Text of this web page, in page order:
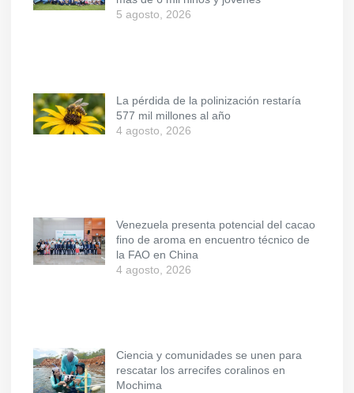
5 agosto, 2026
La pérdida de la polinización restaría
577 mil millones al año
4 agosto, 2026
Venezuela presenta potencial del cacao
fino de aroma en encuentro técnico de
la FAO en China
4 agosto, 2026
Ciencia y comunidades se unen para
rescatar los arrecifes coralinos en
Mochima